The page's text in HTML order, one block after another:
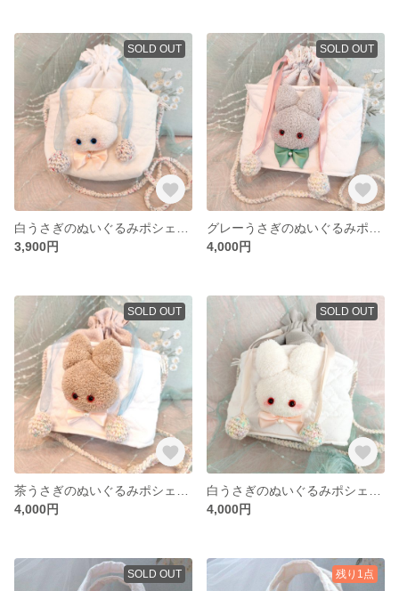
SOLD OUT
3,900円
SOLD OUT
4,000円
SOLD OUT
4,000円
SOLD OUT
4,000円
SOLD OUT 残り1点